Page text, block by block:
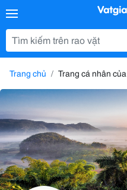
Trang chủ Trang cá nhân